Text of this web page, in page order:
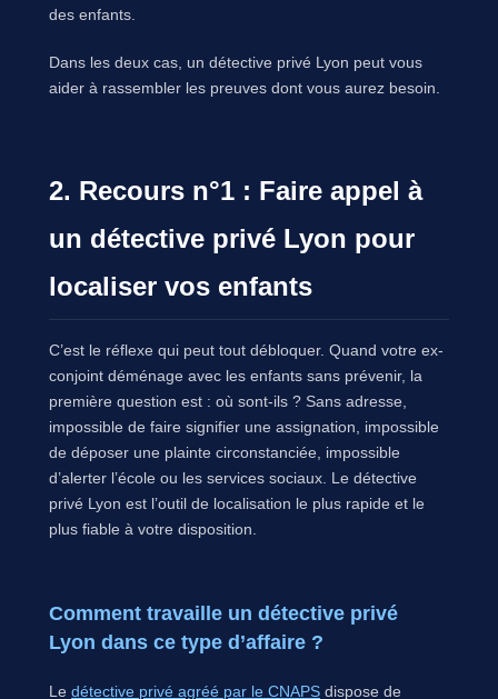
des enfants.
Dans les deux cas, un détective privé Lyon peut vous
aider à rassembler les preuves dont vous aurez besoin.
2. Recours n°1 : Faire appel à
un détective privé Lyon pour
localiser vos enfants
C’est le réflexe qui peut tout débloquer. Quand votre ex-
conjoint déménage avec les enfants sans prévenir, la
première question est : où sont-ils ? Sans adresse,
impossible de faire signifier une assignation, impossible
de déposer une plainte circonstanciée, impossible
d’alerter l’école ou les services sociaux. Le détective
privé Lyon est l’outil de localisation le plus rapide et le
plus fiable à votre disposition.
Comment travaille un détective privé
Lyon dans ce type d’affaire ?
Le détective privé agréé par le CNAPS dispose de